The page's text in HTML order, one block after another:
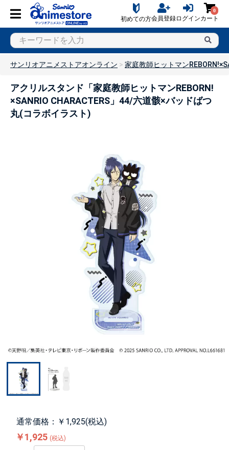
初めての方会員登録ログイン
0
カート
サンリオアニメストアオンライン 家庭教師ヒットマン
アクリルスタンド「家庭教師ヒットマンREBORN!
×SANRIO CHARACTERS」44/六道骸×バッドばつ
丸(コラボイラスト)
通常価格：￥1,925(税込)
￥1,925 (税込)